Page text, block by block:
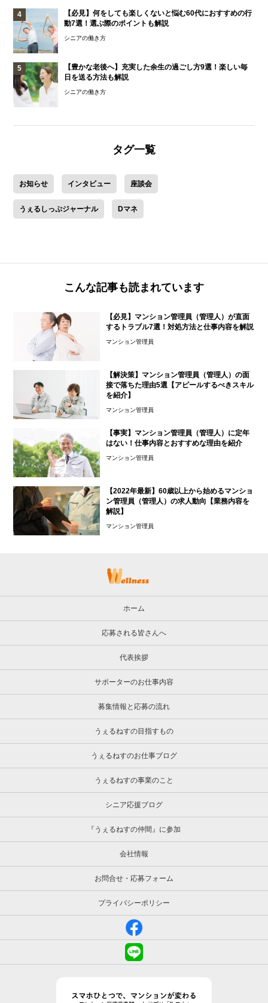
【必見】何をしても楽しくないと悩む60代におすすめの行
動7選！選ぶ際のポイントも解説
シニアの働き方
【豊かな老後へ】充実した余生の過ごし方9選！楽しい毎
日を送る方法も解説
シニアの働き方
タグ一覧
お知らせ インタビュー 座談会
うぇるしっぷジャーナル Dマネ
こんな記事も読まれています
【必見】マンション管理員（管理人）が直面
するトラブル7選！対処方法と仕事内容を解説
マンション管理員
【解決策】マンション管理員（管理人）の面
接で落ちた理由5選【アピールするべきスキル
を紹介】
マンション管理員
【事実】マンション管理員（管理人）に定年
はない！仕事内容とおすすめな理由を紹介
マンション管理員
【2022年最新】60歳以上から始めるマンショ
ン管理員（管理人）の求人動向【業務内容を
解説】
マンション管理員
ホーム
応募される皆さんへ
代表挨拶
サポーターのお仕事内容
募集情報と応募の流れ
うぇるねすの目指すもの
うぇるねすのお仕事ブログ
うぇるねすの事業のこと
シニア応援ブログ
『うぇるねすの仲間』に参加
会社情報
お問合せ・応募フォーム
プライバシーポリシー